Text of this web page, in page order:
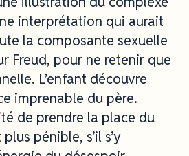
interprétation qui aurait
la composante sexuelle
Freud, pour ne retenir que
L’enfant découvre
imprenable du père.
de prendre la place du
pénible, s’il s’y